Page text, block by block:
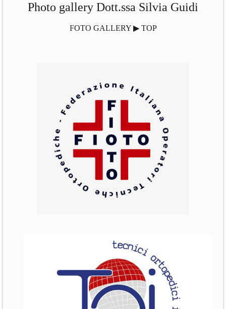
Photo gallery Dott.ssa Silvia Guidi
FOTO GALLERY ▶ TOP